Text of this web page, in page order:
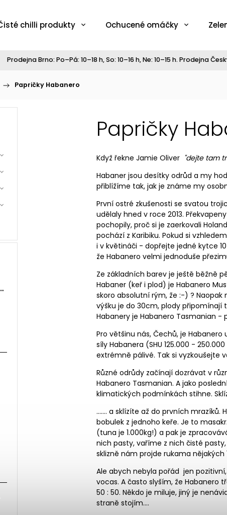
chilli produkty Ochucené omáčky
Prodejna Brno: Po–Pá: 10–18 h, So: 10–16 h, Ne: 10–15 h. Prodejna
/ Papričky Habanero
omáčka
Papričky
Když řekne Jamie Oliver "dejte tam
Habaner jsou desítky odrůd a my
přiblížíme tak, jak je známe my
První ostré zkušenosti se svatou
udělaly hned v roce 2013.
pochopily, proč si je zaerkovali
pochází z Karibiku. Pokud si
i v květináči - dopřejte jedné kytce
že Habanero velmi jednoduše
Ze základních barev je ještě běžně
Habaner (keř i plod) je Habanero
skoro absolutní rým, že :-) ? Naopak
výšku je do 30cm, plody připomínají
Habanery je Habanero Tasmanian -
Pro většinu nás, Čechů, je
síly Habanera (SHU 125.000 -
extrémně pálivé. Tak si vyzkoušejte
Různé odrůdy začínají dozrávat v
Habanero Tasmanian. A jako
klimatických podmínkách stihne.
....... a sklízíte až do prvních mrazíků.
bobulek z jednoho keře. Je to
(tuna je 1.000kg!) a pak je
nich pasty, vaříme z nich čisté
sklizně nám projde rukama nějakých
Ale abych nebyla pořád jen
vocas. A často slyším, že Habanero
50 : 50. Někdo je miluje, jiný je
straně stojím....